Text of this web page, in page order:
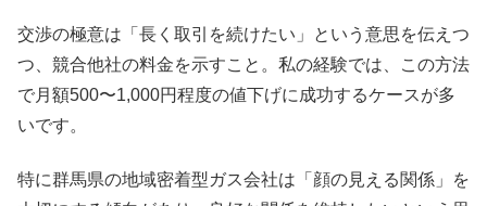
交渉の極意は「長く取引を続けたい」という意思を伝えつ
つ、競合他社の料金を示すこと。私の経験では、この方法
で月額500〜1,000円程度の値下げに成功するケースが多
いです。
特に群馬県の地域密着型ガス会社は「顔の見える関係」を